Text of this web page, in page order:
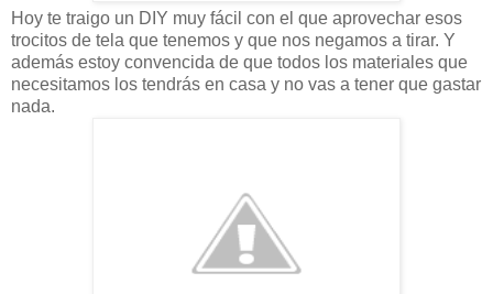
Hoy te traigo un DIY muy fácil con el que aprovechar esos
trocitos de tela que tenemos y que nos negamos a tirar. Y
además estoy convencida de que todos los materiales que
necesitamos los tendrás en casa y no vas a tener que gastar
nada.